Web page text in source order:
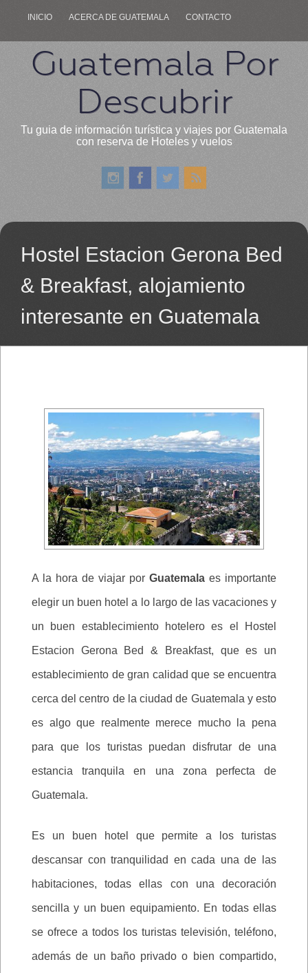
INICIO ACERCA DE GUATEMALA CONTACTO
Guatemala Por
Descubrir
Tu guia de información turística y viajes por Guatemala
con reserva de Hoteles y vuelos
Hostel Estacion Gerona Bed
& Breakfast, alojamiento
interesante en Guatemala
A la hora de viajar por Guatemala es importante
elegir un buen hotel a lo largo de las vacaciones y
un buen establecimiento hotelero es el Hostel
Estacion Gerona Bed & Breakfast, que es un
establecimiento de gran calidad que se encuentra
cerca del centro de la ciudad de Guatemala y esto
es algo que realmente merece mucho la pena
para que los turistas puedan disfrutar de una
estancia tranquila en una zona perfecta de
Guatemala.
Es un buen hotel que permite a los turistas
descansar con tranquilidad en cada una de las
habitaciones, todas ellas con una decoración
sencilla y un buen equipamiento. En todas ellas
se ofrece a todos los turistas televisión, teléfono,
además de un baño privado o bien compartido,